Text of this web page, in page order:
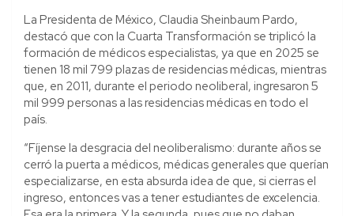
La Presidenta de México, Claudia Sheinbaum Pardo,
destacó que con la Cuarta Transformación se triplicó la
formación de médicos especialistas, ya que en 2025 se
tienen 18 mil 799 plazas de residencias médicas, mientras
que, en 2011, durante el periodo neoliberal, ingresaron 5
mil 999 personas a las residencias médicas en todo el
país.
“Fíjense la desgracia del neoliberalismo: durante años se
cerró la puerta a médicos, médicas generales que querían
especializarse, en esta absurda idea de que, si cierras el
ingreso, entonces vas a tener estudiantes de excelencia.